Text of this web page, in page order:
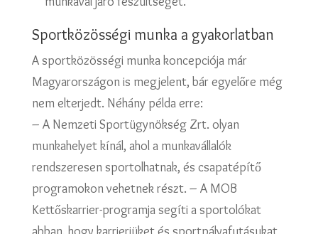
Sportközösségi munka a gyakorlatban
A sportközösségi munka koncepciója már
Magyarországon is megjelent, bár egyelőre még
nem elterjedt. Néhány példa erre:
– A Nemzeti Sportügynökség Zrt. olyan
munkahelyet kínál, ahol a munkavállalók
rendszeresen sportolhatnak, és csapatépítő
programokon vehetnek részt. – A MOB
Kettőskarrier-programja segíti a sportolókat